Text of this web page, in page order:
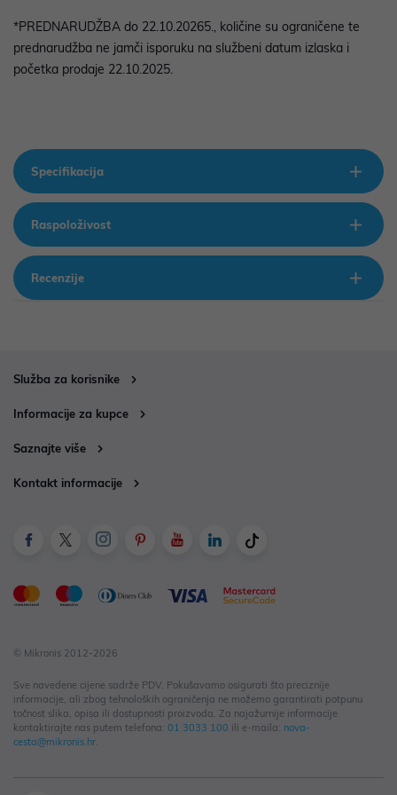
*PREDNARUDŽBA do 22.10.20265., količine su ograničene te
prednarudžba ne jamči isporuku na službeni datum izlaska i
početka prodaje 22.10.2025.
Specifikacija
Raspoloživost
Recenzije
Služba za korisnike
Informacije za kupce
Saznajte više
Kontakt informacije
© Mikronis 2012-2026
Sve navedene cijene sadrže PDV. Pokušavamo osigurati što preciznije
informacije, ali zbog tehnoloških ograničenja ne možemo garantirati potpunu
točnost slika, opisa ili dostupnosti proizvoda. Za najažurnije informacije
kontaktirajte nas putem telefona: 01 3033 100 ili e-maila: nova-
cesta@mikronis.hr.